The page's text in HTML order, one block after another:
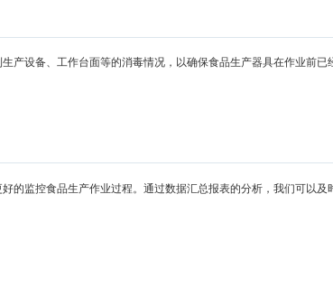
产设备、工作台面等的消毒情况，以确保食品生产器具在作业前已
的监控食品生产作业过程。通过数据汇总报表的分析，我们可以及